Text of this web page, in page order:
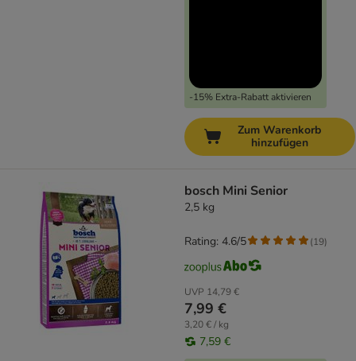
-15% Extra-Rabatt aktivieren
Zum Warenkorb
hinzufügen
bosch Mini Senior
2,5 kg
UVP 14,79 €
7,99 €
3,20 € / kg
7,59 €
Rating: 4.6/5 (19)